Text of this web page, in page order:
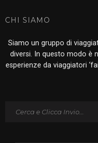
CHI SIAMO
Siamo un gruppo di
diversi. In questo modo è
esperienze da viaggiatori